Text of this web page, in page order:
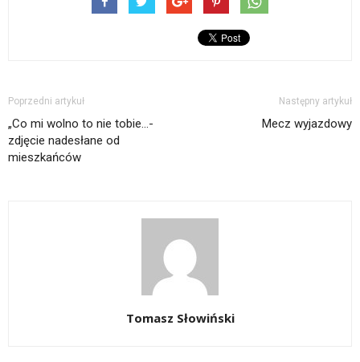
Poprzedni artykuł
„Co mi wolno to nie tobie…-
zdjęcie nadesłane od
mieszkańców
Następny artykuł
Mecz wyjazdowy
Tomasz Słowiński